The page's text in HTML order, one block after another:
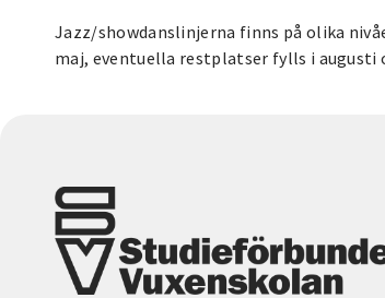
Jazz/showdanslinjerna finns på olika
maj, eventuella restplatser fylls i augusti